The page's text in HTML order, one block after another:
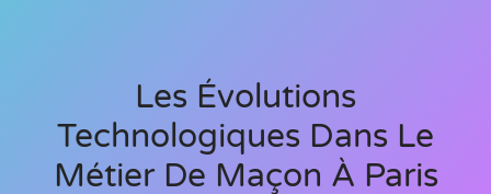
Les Évolutions
Technologiques Dans Le
Métier De Maçon À Paris